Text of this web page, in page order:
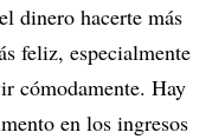
dinero hacerte más
feliz, especialmente
cómodamente. Hay
en los ingresos